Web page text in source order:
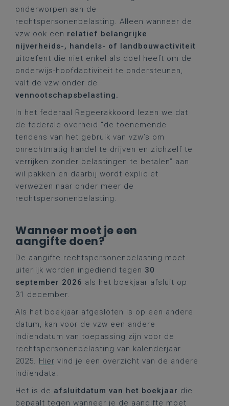
onderworpen aan de
rechtspersonenbelasting. Alleen wanneer de
vzw ook een relatief belangrijke
nijverheids-, handels- of landbouwactiviteit
uitoefent die niet enkel als doel heeft om de
onderwijs-hoofdactiviteit te ondersteunen,
valt de vzw onder de
vennootschapsbelasting.
In het federaal Regeerakkoord lezen we dat
de federale overheid "de toenemende
tendens van het gebruik van vzw’s om
onrechtmatig handel te drijven en zichzelf te
verrijken zonder belastingen te betalen” aan
wil pakken en daarbij wordt expliciet
verwezen naar onder meer de
rechtspersonenbelasting.
Wanneer moet je een
aangifte doen?
De aangifte rechtspersonenbelasting moet
uiterlijk worden ingediend tegen 30
september 2026 als het boekjaar afsluit op
31 december.
Als het boekjaar afgesloten is op een andere
datum, kan voor de vzw een andere
indiendatum van toepassing zijn voor de
rechtspersonenbelasting van kalenderjaar
2025. Hier vind je een overzicht van de andere
indiendata.
Het is de afsluitdatum van het boekjaar die
bepaalt tegen wanneer je de aangifte moet